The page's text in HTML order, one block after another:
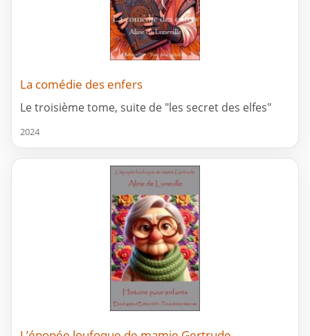
La comédie des enfers
Le troisième tome, suite de "les secret des elfes"
2024